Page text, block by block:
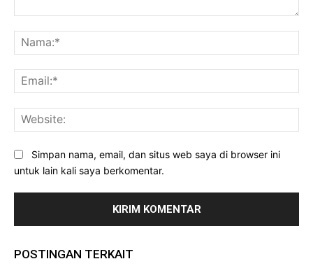
Simpan nama, email, dan situs web saya di browser ini
untuk lain kali saya berkomentar.
POSTINGAN TERKAIT